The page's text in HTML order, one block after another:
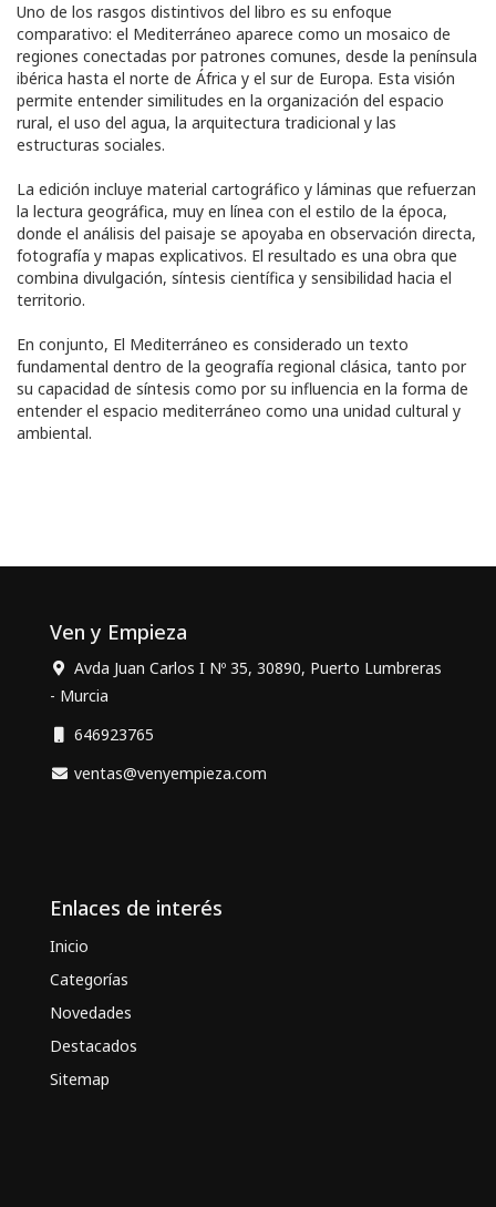
Uno de los rasgos distintivos del libro es su enfoque
comparativo: el Mediterráneo aparece como un mosaico de
regiones conectadas por patrones comunes, desde la península
ibérica hasta el norte de África y el sur de Europa. Esta visión
permite entender similitudes en la organización del espacio
rural, el uso del agua, la arquitectura tradicional y las
estructuras sociales.
La edición incluye material cartográfico y láminas que refuerzan
la lectura geográfica, muy en línea con el estilo de la época,
donde el análisis del paisaje se apoyaba en observación directa,
fotografía y mapas explicativos. El resultado es una obra que
combina divulgación, síntesis científica y sensibilidad hacia el
territorio.
En conjunto, El Mediterráneo es considerado un texto
fundamental dentro de la geografía regional clásica, tanto por
su capacidad de síntesis como por su influencia en la forma de
entender el espacio mediterráneo como una unidad cultural y
ambiental.
Ven y Empieza
Avda Juan Carlos I Nº 35, 30890, Puerto Lumbreras
- Murcia
646923765
ventas@venyempieza.com
Enlaces de interés
Inicio
Categorías
Novedades
Destacados
Sitemap